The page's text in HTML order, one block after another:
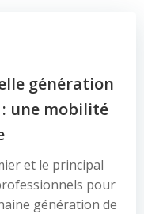
génération
: une mobilité
et le principal
pour
génération de